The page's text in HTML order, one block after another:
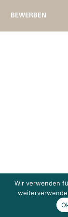
BEWERBEN
Wir verwenden